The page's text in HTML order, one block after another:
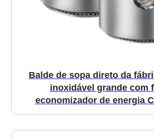
Balde de sopa direto da
inoxidável grande com
economizador de energia